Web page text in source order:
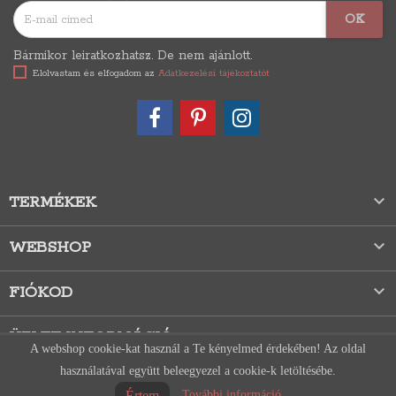
Bármikor leiratkozhatsz. De nem ajánlott.
Elolvastam és elfogadom az Adatkezelési tájékoztatót
TERMÉKEK 
WEBSHOP 
FIÓKOD 
ÜZLET INFORMÁCIÓ
A webshop cookie-kat használ a Te kényelmed érdekében! Az oldal
használatával együtt beleegyezel a cookie-k letöltésébe.